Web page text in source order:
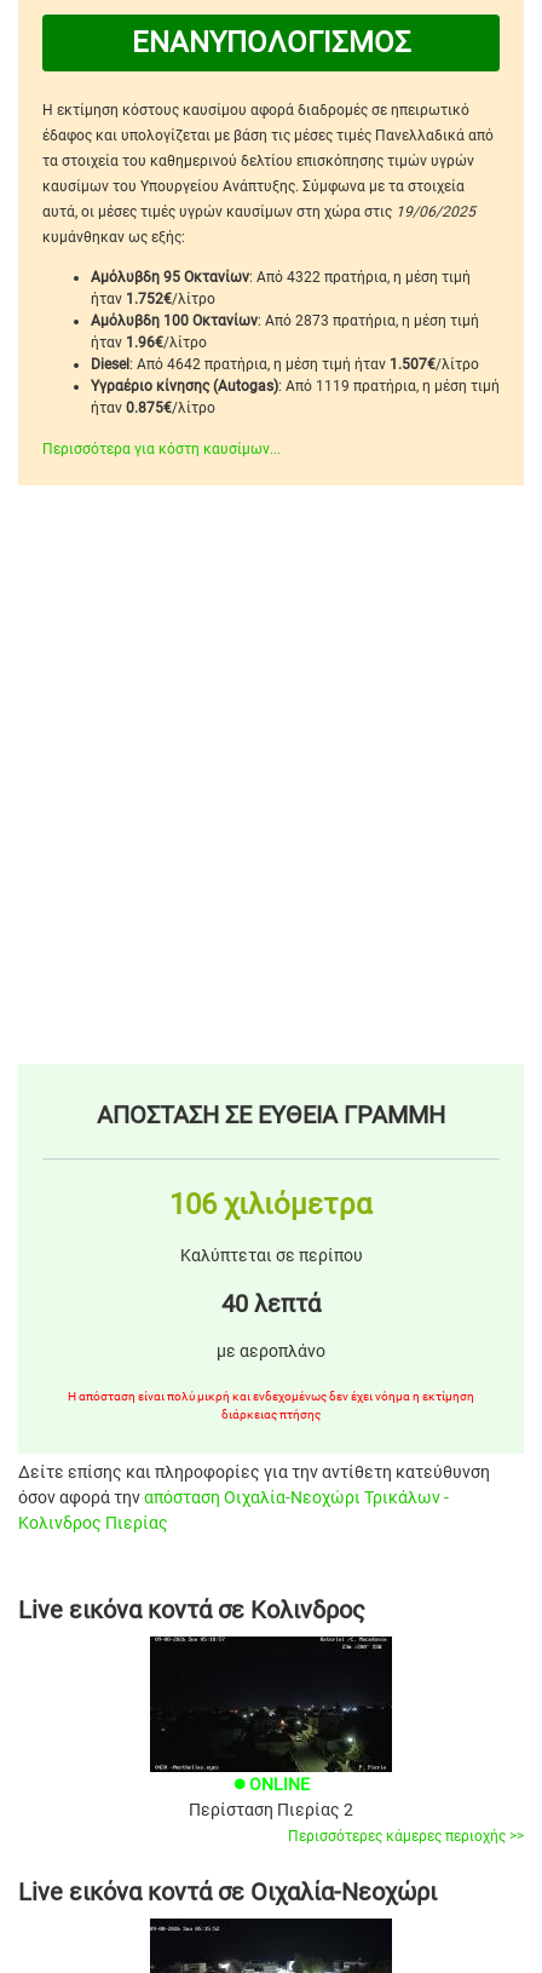
ΕΝΑΝΥΠΟΛΟΓΙΣΜΟΣ
Η εκτίμηση κόστους καυσίμου αφορά διαδρομές σε ηπειρωτικό
έδαφος και υπολογίζεται με βάση τις μέσες τιμές Πανελλαδικά από
τα στοιχεία του καθημερινού δελτίου επισκόπησης τιμών υγρών
καυσίμων του Υπουργείου Ανάπτυξης. Σύμφωνα με τα στοιχεία
αυτά, οι μέσες τιμές υγρών καυσίμων στη χώρα στις 19/06/2025
κυμάνθηκαν ως εξής:
Αμόλυβδη 95 Οκτανίων: Από 4322 πρατήρια, η μέση τιμή
ήταν 1.752€/λίτρο
Αμόλυβδη 100 Οκτανίων: Από 2873 πρατήρια, η μέση τιμή
ήταν 1.96€/λίτρο
Diesel: Από 4642 πρατήρια, η μέση τιμή ήταν 1.507€/λίτρο
Υγραέριο κίνησης (Autogas): Από 1119 πρατήρια, η μέση τιμή
ήταν 0.875€/λίτρο
Περισσότερα για κόστη καυσίμων...
ΑΠΟΣΤΑΣΗ ΣΕ ΕΥΘΕΙΑ ΓΡΑΜΜΗ
106 χιλιόμετρα
Καλύπτεται σε περίπου
40 λεπτά
με αεροπλάνο
Η απόσταση είναι πολύ μικρή και ενδεχομένως δεν έχει νόημα η εκτίμηση
διάρκειας πτήσης
Δείτε επίσης και πληροφορίες για την αντίθετη κατεύθυνση
όσον αφορά τηναπόσταση Οιχαλία-Νεοχώρι Τρικάλων -
Κολινδρος Πιερίας
Live εικόνα κοντά σε Κολινδρος
brightness_1 ONLINE
Περίσταση Πιερίας 2
Περισσότερες κάμερες περιοχής >>
Live εικόνα κοντά σε Οιχαλία-Νεοχώρι